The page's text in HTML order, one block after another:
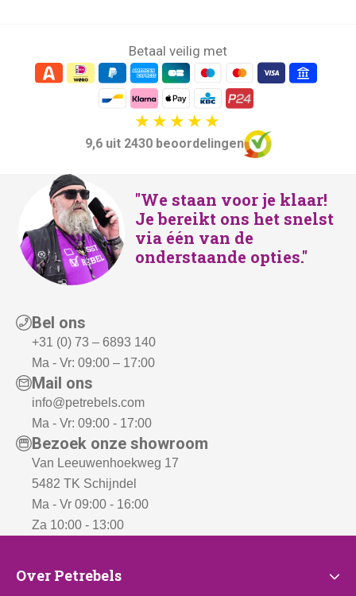
Betaal veilig met
9,6 uit 2430 beoordelingen
"We staan voor je klaar!
Je bereikt ons het snelst
via één van de
onderstaande opties."
Bel ons
+31 (0) 73 – 6893 140
Ma - Vr: 09:00 – 17:00
Mail ons
info@petrebels.com
Ma - Vr: 09:00 - 17:00
Bezoek onze showroom
Van Leeuwenhoekweg 17
5482 TK Schijndel
Ma - Vr 09:00 - 16:00
Za 10:00 - 13:00
Over
Over Petrebels